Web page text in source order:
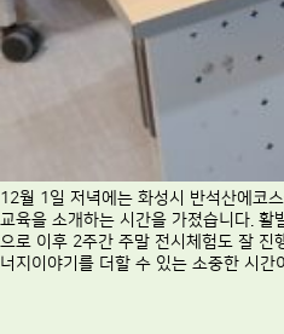
12월 1일 저녁에는 화성시 반석산에코
교육을 소개하는 시간을 가졌습니다. 활
으로 이후 2주간 주말 전시체험도 잘 진
너지이야기를 더할 수 있는 소중한 시간